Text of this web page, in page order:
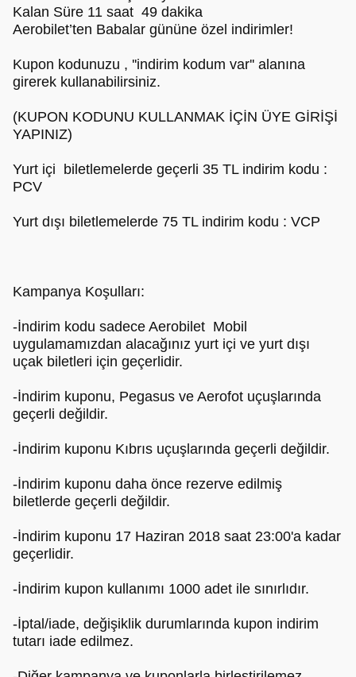
Kalan Süre 11 saat 49 dakika
Aerobilet’ten Babalar gününe özel indirimler!
Kupon kodunuzu , ''indirim kodum var'' alanına
girerek kullanabilirsiniz.
(KUPON KODUNU KULLANMAK İÇİN ÜYE GİRİŞİ
YAPINIZ)
Yurt içi biletlemelerde geçerli 35 TL indirim kodu :
PCV
Yurt dışı biletlemelerde 75 TL indirim kodu : VCP
Kampanya Koşulları:
-İndirim kodu sadece Aerobilet Mobil
uygulamamızdan alacağınız yurt içi ve yurt dışı
uçak biletleri için geçerlidir.
-İndirim kuponu, Pegasus ve Aerofot uçuşlarında
geçerli değildir.
-İndirim kuponu Kıbrıs uçuşlarında geçerli değildir.
-İndirim kuponu daha önce rezerve edilmiş
biletlerde geçerli değildir.
-İndirim kuponu 17 Haziran 2018 saat 23:00'a kadar
geçerlidir.
-İndirim kupon kullanımı 1000 adet ile sınırlıdır.
-İptal/iade, değişiklik durumlarında kupon indirim
tutarı iade edilmez.